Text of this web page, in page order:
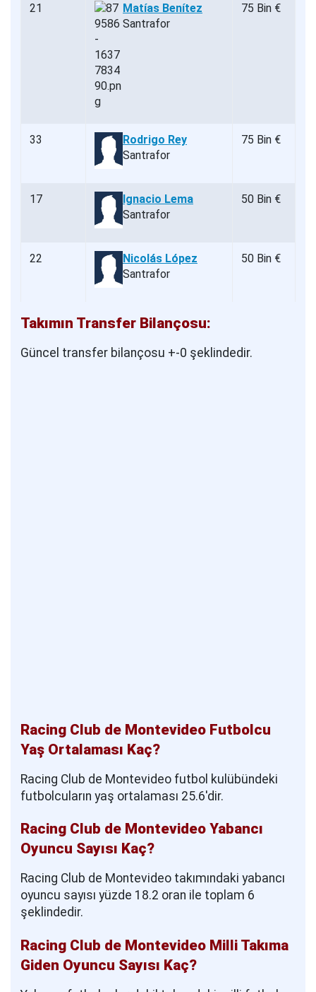
21
Matías Benítez
Santrafor
75 Bin €
33
Rodrigo Rey
Santrafor
75 Bin €
17
Ignacio Lema
Santrafor
50 Bin €
22
Nicolás López
Santrafor
50 Bin €
Takımın Transfer Bilançosu:
Güncel transfer bilançosu +-0 şeklindedir.
Racing Club de Montevideo Futbolcu
Yaş Ortalaması Kaç?
Racing Club de Montevideo futbol kulübündeki
futbolcuların yaş ortalaması 25.6'dir.
Racing Club de Montevideo Yabancı
Oyuncu Sayısı Kaç?
Racing Club de Montevideo takımındaki yabancı
oyuncu sayısı yüzde 18.2 oran ile toplam 6
şeklindedir.
Racing Club de Montevideo Milli Takıma
Giden Oyuncu Sayısı Kaç?